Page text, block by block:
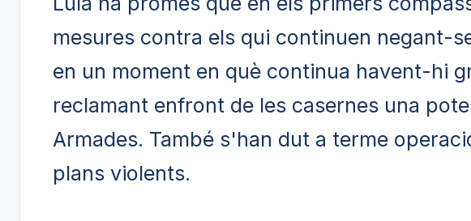
mesures contra els qui continuen negant-
en un moment en què continua havent-hi
reclamant enfront de les casernes una
Armades. També s'han dut a terme
plans violents.